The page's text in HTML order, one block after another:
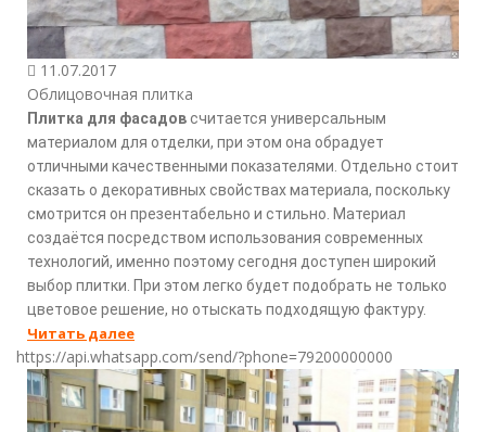
11.07.2017
Облицовочная плитка
Плитка для фасадовсчитается универсальным
материалом для отделки, при этом она обрадует
отличными качественными показателями. Отдельно стоит
сказать о декоративных свойствах материала, поскольку
смотрится он презентабельно и стильно. Материал
создаётся посредством использования современных
технологий, именно поэтому сегодня доступен широкий
выбор плитки. При этом легко будет подобрать не только
цветовое решение, но отыскать подходящую фактуру.
Читать далее
https://api.whatsapp.com/send/?phone=79200000000